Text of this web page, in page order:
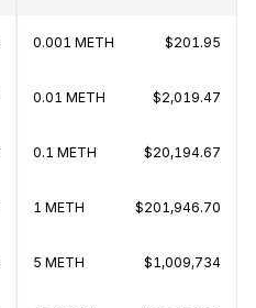
0.001 METH $201.95
0.01 METH $2,019.47
0.1 METH $20,194.67
1 METH $201,946.70
5 METH $1,009,734